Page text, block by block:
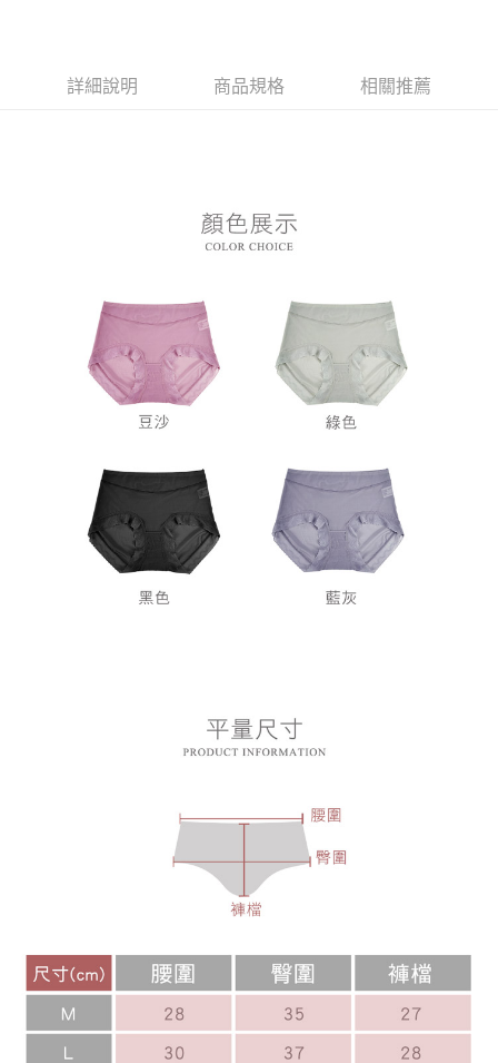
【「AFTEE先享後付」結帳流程】
購買商品的店家。未經商家同意取消之訂單仍視為有效，需透過AFTEE先享
客戶支援中心」https://netprotections.freshdesk.com/support/home
【注意事項】
１．透過由恩沛科技股份有限公司提供之「AFTEE先享後付」服務完成之交
易，需依本服務之必要範圍內提供個人資料，並將交易相關給付款項請求債
權轉讓予恩沛科技股份有限公司。
２．關於個人資料處理事宜，請瀏覽以下網址：
３．未成年的使用者請事先徵得法定代理人或監護人之同意方可使用
「AFTEE先享後付」，若未經同意申辦者引起之損失，本公司不負相關責
４．使用「AFTEE先享後付」時，將依據個別帳號之用戶狀況，依本公司即
時審查核予不同之上限額度；若仍有額度不足之情形，本公司將視審查結果
請求用戶進行身份認證。
５．嚴禁一人註冊多個帳號或使用他人資訊註冊。若發現惡意使用之情形，
恩沛科技股份有限公司將有權停止該用戶之使用額度並採取法律行動。
每筆NT$80，滿NT$899(含以上)免運費
每筆NT$80，滿NT$899(含以上)免運費
每筆NT$80，滿NT$899(含以上)免運費
黑貓宅急便
每筆NT$80，滿NT$899(含以上)免運費
詳細說明 商品規格 相關推薦